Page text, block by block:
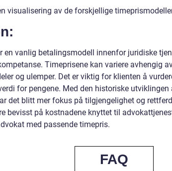
visualisering av de forskjellige
en vanlig betalingsmodell innenfor juridiske
Timeprisene kan variere avhengig
og ulemper. Det er viktig for klienten å
for pengene. Med den historiske utviklingen
det blitt mer fokus på tilgjengelighet og
bevisst på kostnadene knyttet til
med passende timepris.
FAQ